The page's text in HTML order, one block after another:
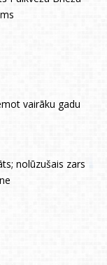
vairāku gadu
nolūzušais zars